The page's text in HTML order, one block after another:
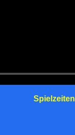
Spielzeiten